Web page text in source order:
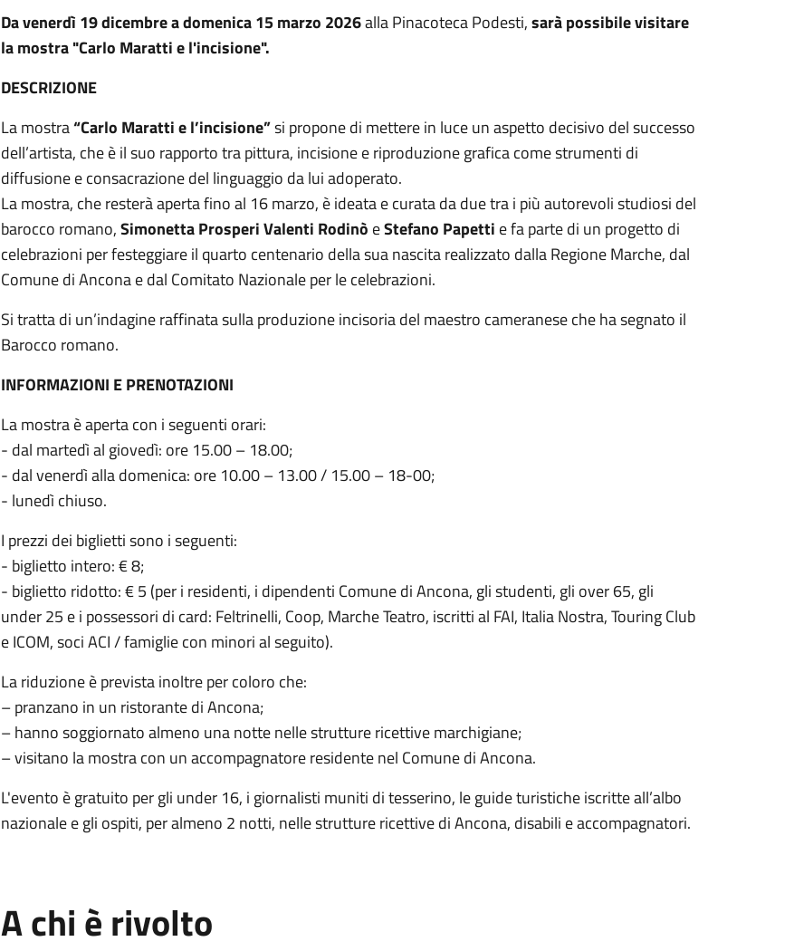
Da venerdì 19 dicembre a domenica 15 marzo 2026alla Pinacoteca Podesti,sarà possibile visitare
la mostra "Carlo Maratti e l'incisione".
DESCRIZIONE
La mostra“Carlo Maratti e l’incisione”si propone di mettere in luce un aspetto decisivo del successo
dell’artista, che è il suo rapporto tra pittura, incisione e riproduzione grafica come strumenti di
diffusione e consacrazione del linguaggio da lui adoperato.
La mostra, che resterà aperta fino al 16 marzo, è ideata e curata da due tra i più autorevoli studiosi del
barocco romano,Simonetta Prosperi Valenti Rodinò eStefano Papetti e fa parte di un progetto di
celebrazioni per festeggiare il quarto centenario della sua nascita realizzato dalla Regione Marche, dal
Comune di Ancona e dal Comitato Nazionale per le celebrazioni.
Si tratta di un’indagine raffinata sulla produzione incisoria del maestro cameranese che ha segnato il
Barocco romano.
INFORMAZIONI E PRENOTAZIONI
La mostra è aperta con i seguenti orari:
- dal martedì al giovedì: ore 15.00 – 18.00;
- dal venerdì alla domenica: ore 10.00 – 13.00 / 15.00 – 18-00;
- lunedì chiuso.
I prezzi dei biglietti sono i seguenti:
- biglietto intero: € 8;
- biglietto ridotto: € 5 (per i residenti, i dipendenti Comune di Ancona, gli studenti, gli over 65, gli
under 25 e i possessori di card: Feltrinelli, Coop, Marche Teatro, iscritti al FAI, Italia Nostra, Touring Club
e ICOM, soci ACI / famiglie con minori al seguito).
La riduzione è prevista inoltre per coloro che:
– pranzano in un ristorante di Ancona;
– hanno soggiornato almeno una notte nelle strutture ricettive marchigiane;
– visitano la mostra con un accompagnatore residente nel Comune di Ancona.
L'evento è gratuito per gli under 16, i giornalisti muniti di tesserino, le guide turistiche iscritte all’albo
nazionale e gli ospiti, per almeno 2 notti, nelle strutture ricettive di Ancona, disabili e accompagnatori.
A chi è rivolto